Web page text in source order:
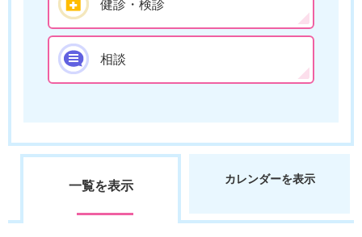
健診・検診
相談
一覧を表示 カレンダーを表示